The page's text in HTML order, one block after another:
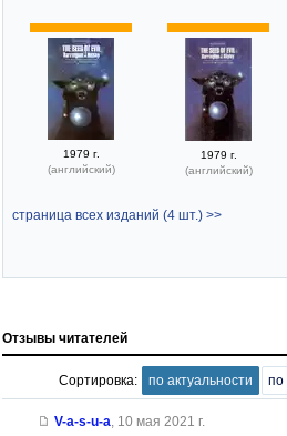
1979 г.
(английский)
1979 г.
(английский)
страница всех изданий (4 шт.) >>
Отзывы читателей
Сортировка: по актуальности по
V-a-s-u-a 10 мая 2021 г.